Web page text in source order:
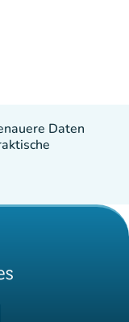
Daten
tab)